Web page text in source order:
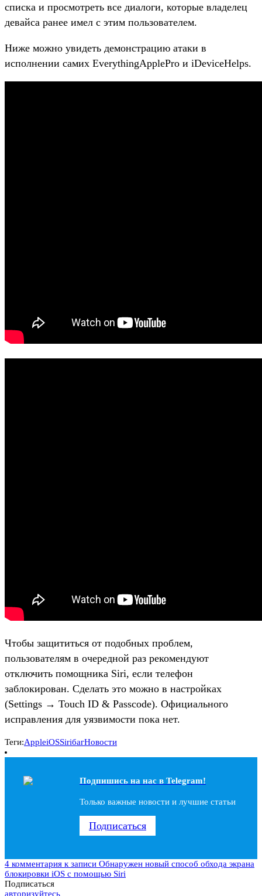
списка и просмотреть все диалоги, которые владелец
девайса ранее имел с этим пользователем.
Ниже можно увидеть демонстрацию атаки в
исполнении самих EverythingApplePro и iDeviceHelps.
Чтобы защититься от подобных проблем,
пользователям в очередной раз рекомендуют
отключить помощника Siri, если телефон
заблокирован. Сделать это можно в настройках
(Settings → Touch ID & Passcode). Официального
исправления для уязвимости пока нет.
Теги:AppleiOSSiriбагНовости
Подпишись на наc в Telegram!
Только важные новости и лучшие статьи
Подписаться
4 комментария к записи Обнаружен новый способ обхода экрана
блокировки iOS с помощью Siri
Подписаться
авторизуйтесь